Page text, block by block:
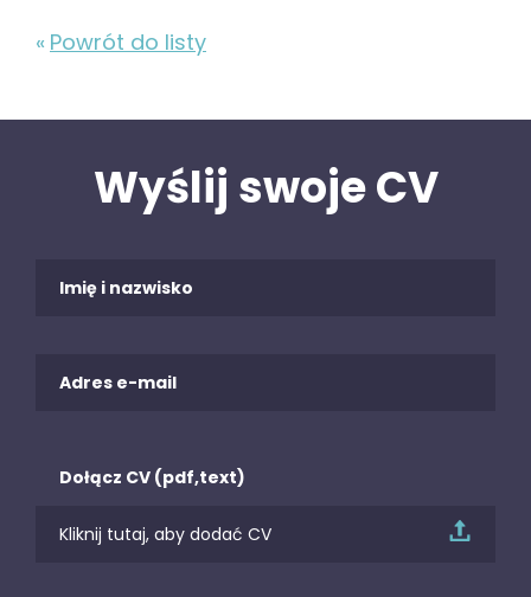
Powrót do listy
Wyślij swoje CV
Dołącz CV (pdf,text)
Kliknij tutaj, aby dodać CV